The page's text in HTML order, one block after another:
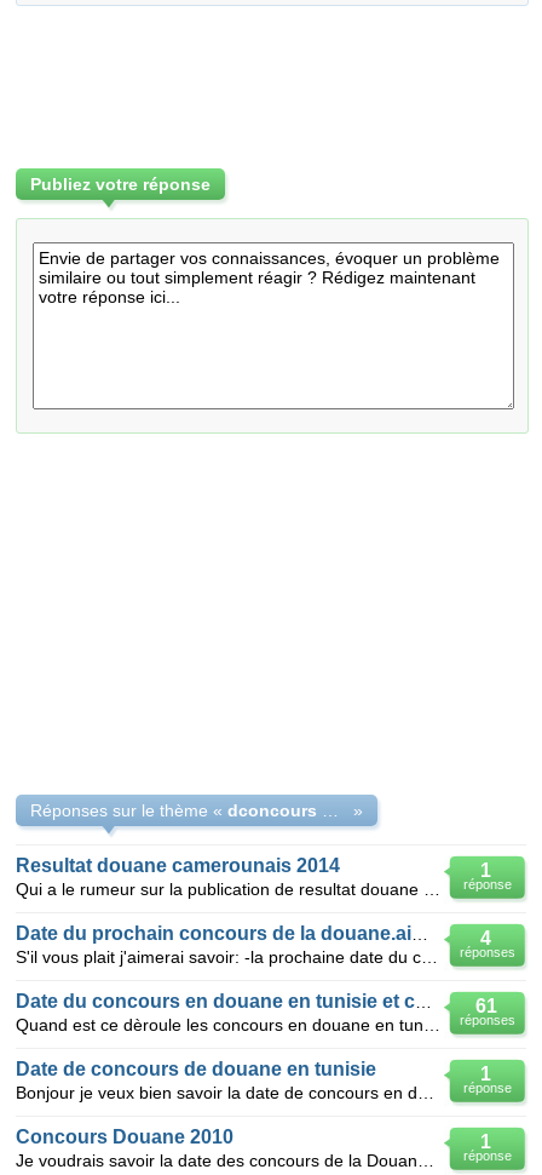
Publiez votre réponse
Réponses sur le thème « »
1
réponse
Resultat douane camerounais 2014
4
réponses
61
réponses
1
réponse
Date de concours de douane en tunisie
1
réponse
Concours Douane 2010